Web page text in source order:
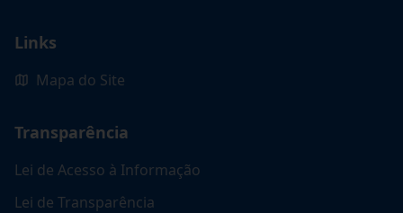
Links
Mapa do Site
Transparência
Lei de Acesso à Informação
Lei de Transparência